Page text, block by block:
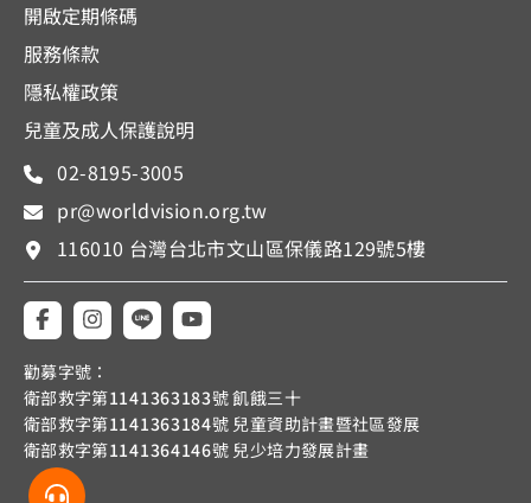
開啟定期條碼
服務條款
隱私權政策
兒童及成人保護說明
02-8195-3005
pr@worldvision.org.tw
116010 台灣台北市文山區保儀路129號5樓
勸募字號：
衛部救字第1141363183號 飢餓三十
衛部救字第1141363184號 兒童資助計畫暨社區發展
衛部救字第1141364146號 兒少培力發展計畫